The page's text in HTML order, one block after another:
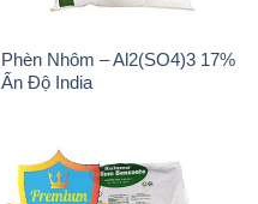
Phèn Nhôm – Al2(SO4)3 17%
Ấn Độ India